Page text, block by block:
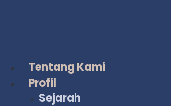
Tentang Kami
Profil
Sejarah